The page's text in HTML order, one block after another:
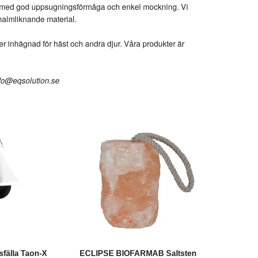
god uppsugningsförmåga och enkel mockning. Vi
material.
inhägnad för häst och andra djur. Våra produkter är
Taon-X
ECLIPSE BIOFARMAB Saltsten